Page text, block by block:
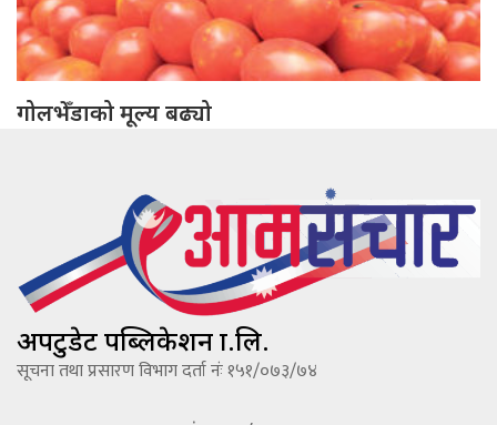
गोलभेँडाको मूल्य बढ्यो
अपटुडेट पब्लिकेशन प्रा.लि.
सूचना तथा प्रसारण विभाग दर्ता नंः १५१/०७३/७४